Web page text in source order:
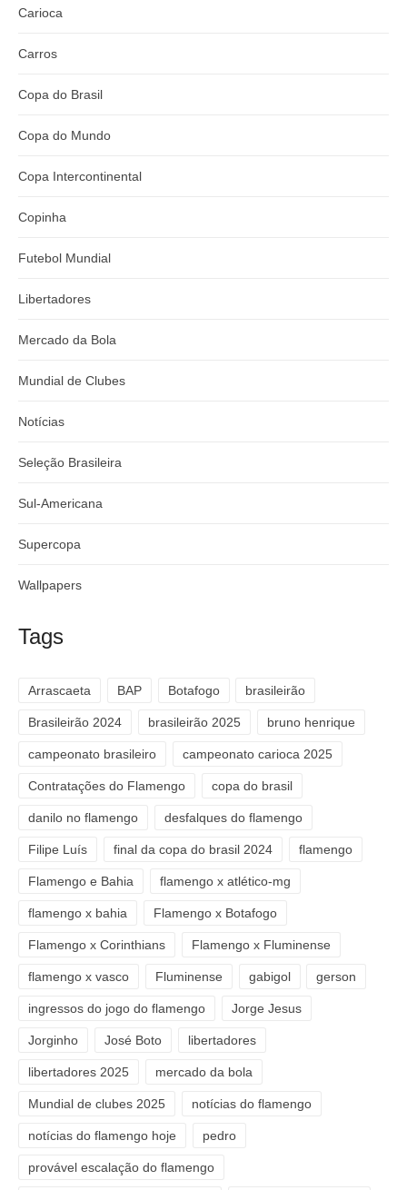
Carioca
Carros
Copa do Brasil
Copa do Mundo
Copa Intercontinental
Copinha
Futebol Mundial
Libertadores
Mercado da Bola
Mundial de Clubes
Notícias
Seleção Brasileira
Sul-Americana
Supercopa
Wallpapers
Tags
Arrascaeta BAP Botafogo brasileirão
Brasileirão 2024 brasileirão 2025 bruno henrique
campeonato brasileiro campeonato carioca 2025
Contratações do Flamengo copa do brasil
danilo no flamengo desfalques do flamengo
Filipe Luís final da copa do brasil 2024 flamengo
Flamengo e Bahia flamengo x atlético-mg
flamengo x bahia Flamengo x Botafogo
Flamengo x Corinthians Flamengo x Fluminense
flamengo x vasco Fluminense gabigol gerson
ingressos do jogo do flamengo Jorge Jesus
Jorginho José Boto libertadores
libertadores 2025 mercado da bola
Mundial de clubes 2025 notícias do flamengo
notícias do flamengo hoje pedro
provável escalação do flamengo